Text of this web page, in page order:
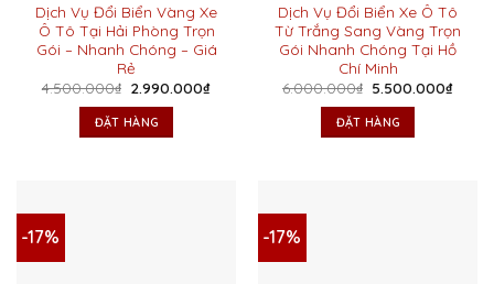
Dịch Vụ Đổi Biển Vàng Xe
Ô Tô Tại Hải Phòng Trọn
Gói – Nhanh Chóng – Giá
Rẻ
4.500.000₫ Giá
là:
4.500.000₫.
2.990.000₫Giá
ĐẶT HÀNG
Dịch Vụ Đổi Biển Xe Ô Tô
Từ Trắng Sang Vàng Trọn
Gói Nhanh Chóng Tại Hồ
Chí Minh
6.000.000₫ Giá
là:
6.000.000₫.
5.500.000₫Giá
ĐẶT HÀNG
-17% -17%